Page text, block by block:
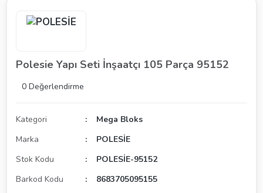
Polesie Yapı Seti İnşaatçı 105 Parça 95152
0 Değerlendirme
Kategori
Mega Bloks
Marka
POLESİE
Stok Kodu
POLESİE-95152
Barkod Kodu
8683705095155